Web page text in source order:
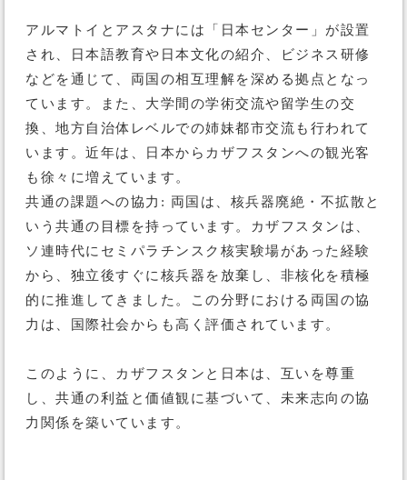
アルマトイとアスタナには「日本センター」が設置
され、日本語教育や日本文化の紹介、ビジネス研修
などを通じて、両国の相互理解を深める拠点となっ
ています。また、大学間の学術交流や留学生の交
換、地方自治体レベルでの姉妹都市交流も行われて
います。近年は、日本からカザフスタンへの観光客
も徐々に増えています。
共通の課題への協力: 両国は、核兵器廃絶・不拡散と
いう共通の目標を持っています。カザフスタンは、
ソ連時代にセミパラチンスク核実験場があった経験
から、独立後すぐに核兵器を放棄し、非核化を積極
的に推進してきました。この分野における両国の協
力は、国際社会からも高く評価されています。
このように、カザフスタンと日本は、互いを尊重
し、共通の利益と価値観に基づいて、未来志向の協
力関係を築いています。